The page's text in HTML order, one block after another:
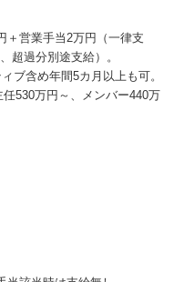
＋営業手当2万円（一律支
超過分別途支給）。
ブ含め年間5カ月以上も可。
530万円～、メンバー440万